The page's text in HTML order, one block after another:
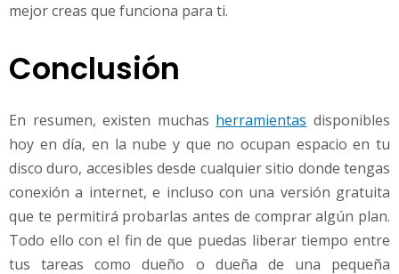
mejor creas que funciona para ti.
Conclusión
En resumen, existen muchas herramientas disponibles
hoy en día, en la nube y que no ocupan espacio en tu
disco duro, accesibles desde cualquier sitio donde tengas
conexión a internet, e incluso con una versión gratuita
que te permitirá probarlas antes de comprar algún plan.
Todo ello con el fin de que puedas liberar tiempo entre
tus tareas como dueño o dueña de una pequeña